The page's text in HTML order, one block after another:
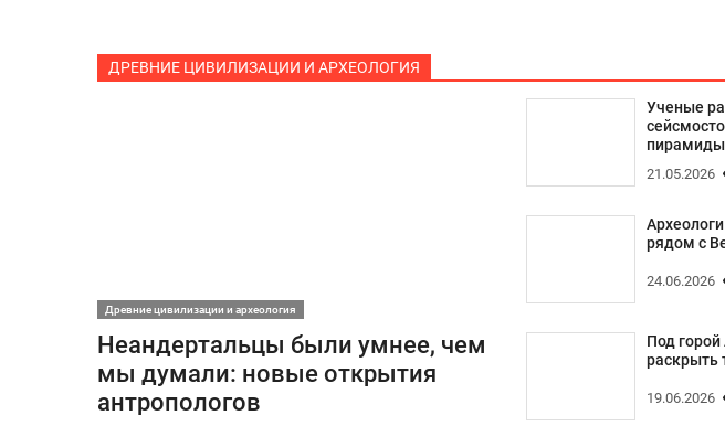
ДРЕВНИЕ ЦИВИЛИЗАЦИИ И АРХЕОЛОГИЯ
Древние цивилизации и археология
Неандертальцы были умнее, чем
мы думали: новые открытия
антропологов
Ученые
пирамиды
21.05.2026
рядом с
24.06.2026
Под горой
раскрыть
19.06.2026